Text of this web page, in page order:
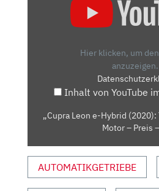
FAHRBERICHT
MOTOR
PREIS
Hier klicken, um
anzuzeigen.
Inhalt von YouTube
„Cupra Leon e-Hybrid
Motor – Preis
AUTOMATIKGETRIEBE